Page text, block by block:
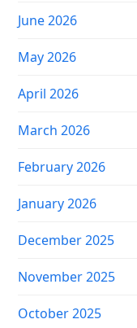
June 2026
May 2026
April 2026
March 2026
February 2026
January 2026
December 2025
November 2025
October 2025